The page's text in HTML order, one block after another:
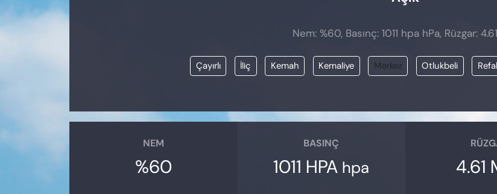
Nem: %60, Basınç: 1011 hpa hPa, Rüzgar:
Çayırlı İliç Kemah Kemaliye Merkez Otlukbeli
NEM
%60
BASINÇ
1011 HPA hpa 4.61
KADIN